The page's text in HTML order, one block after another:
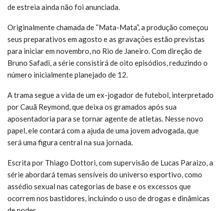
de estreia ainda não foi anunciada.
Originalmente chamada de “Mata-Mata”, a produção começou
seus preparativos em agosto e as gravações estão previstas
para iniciar em novembro, no Rio de Janeiro. Com direção de
Bruno Safadi, a série consistirá de oito episódios, reduzindo o
número inicialmente planejado de 12.
A trama segue a vida de um ex-jogador de futebol, interpretado
por Cauã Reymond, que deixa os gramados após sua
aposentadoria para se tornar agente de atletas. Nesse novo
papel, ele contará com a ajuda de uma jovem advogada, que
será uma figura central na sua jornada.
Escrita por Thiago Dottori, com supervisão de Lucas Paraizo, a
série abordará temas sensíveis do universo esportivo, como
assédio sexual nas categorias de base e os excessos que
ocorrem nos bastidores, incluindo o uso de drogas e dinâmicas